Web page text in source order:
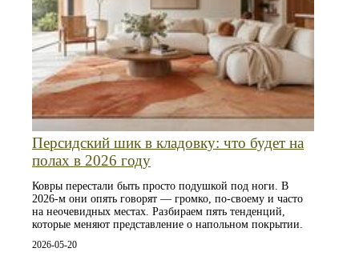
Персидский шик в кладовку: что будет на
полах в 2026 году
Ковры перестали быть просто подушкой под ноги. В
2026-м они опять говорят — громко, по-своему и часто
на неочевидных местах. Разбираем пять тенденций,
которые меняют представление о напольном покрытии.
2026-05-20